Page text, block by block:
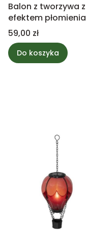
Balon z tworzywa z
efektem płomienia
niebieski 25cm
Cena
59,00 zł
Do koszyka